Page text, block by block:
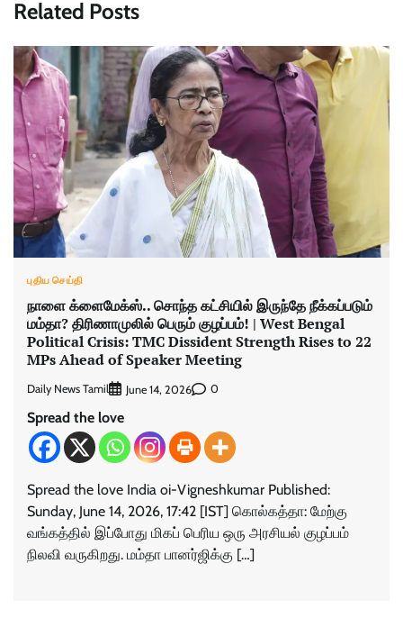
Related Posts
புதிய செய்தி
நாளை க்ளைமேக்ஸ்.. சொந்த கட்சியில் இருந்தே நீக்கப்படும்
மம்தா? திரிணாமுலில் பெரும் குழப்பம்! | West Bengal
Political Crisis: TMC Dissident Strength Rises to 22
MPs Ahead of Speaker Meeting
Daily News Tamil June 14, 2026 0
Spread the love
Spread the love India oi-Vigneshkumar Published:
Sunday, June 14, 2026, 17:42 [IST] கொல்கத்தா: மேற்கு
வங்கத்தில் இப்போது மிகப் பெரிய ஒரு அரசியல் குழப்பம்
நிலவி வருகிறது. மம்தா பானர்ஜிக்கு […]